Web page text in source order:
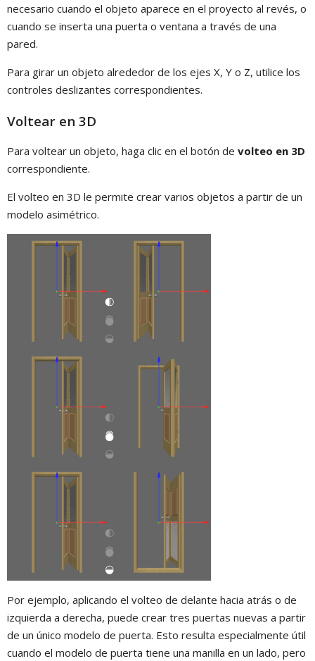
necesario cuando el objeto aparece en el proyecto al revés, o
cuando se inserta una puerta o ventana a través de una
pared.
Para girar un objeto alrededor de los ejes X, Y o Z, utilice los
controles deslizantes correspondientes.
Voltear en 3D
Para voltear un objeto, haga clic en el botón de volteo en 3D
correspondiente.
El volteo en 3D le permite crear varios objetos a partir de un
modelo asimétrico.
Por ejemplo, aplicando el volteo de delante hacia atrás o de
izquierda a derecha, puede crear tres puertas nuevas a partir
de un único modelo de puerta. Esto resulta especialmente útil
cuando el modelo de puerta tiene una manilla en un lado, pero